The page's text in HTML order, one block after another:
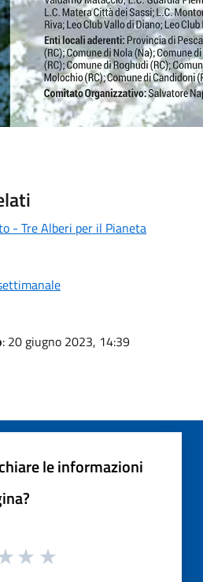
- Tre Alberi per il Pianeta
: 20 giugno 2023, 14:39
le informazioni